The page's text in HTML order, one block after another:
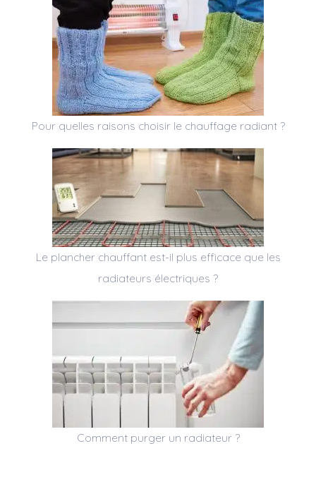
Pour quelles raisons choisir le chauffage radiant ?
Le plancher chauffant est-il plus efficace que les
radiateurs électriques ?
Comment purger un radiateur ?